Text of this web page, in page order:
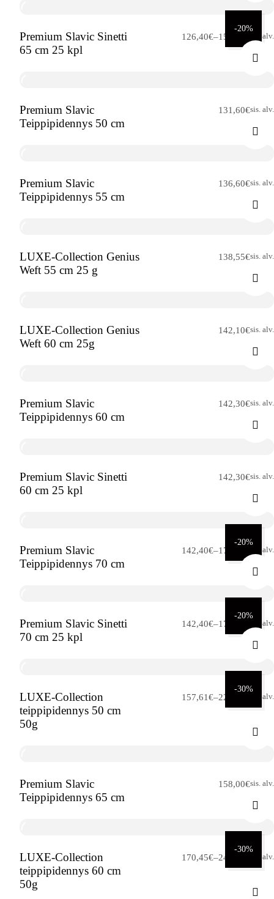
-20%
Premium Slavic Sinetti
65 cm 25 kpl
126,40€–158,00
Hintaluokka:
sis. alv.
Premium Slavic
Teippipidennys 50 cm
131,60€sis. alv.
Premium Slavic
Teippipidennys 55 cm
136,60€sis. alv.
LUXE-Collection Genius
Weft 55 cm 25 g
138,55€sis. alv.
LUXE-Collection Genius
Weft 60 cm 25g
142,10€sis. alv.
Premium Slavic
Teippipidennys 60 cm
142,30€sis. alv.
Premium Slavic Sinetti
60 cm 25 kpl
142,30€sis. alv.
-20%
Premium Slavic
Teippipidennys 70 cm
142,40€–178,00
Hintaluokka:
sis. alv.
-20%
Premium Slavic Sinetti
70 cm 25 kpl
142,40€–178,00
Hintaluokka:
sis. alv.
-30%
LUXE-Collection
teippipidennys 50 cm
50g
157,61€–225,15
Hintaluokka:
sis. alv.
Premium Slavic
Teippipidennys 65 cm
158,00€sis. alv.
-30%
LUXE-Collection
teippipidennys 60 cm
50g
170,45€–243,50
Hintaluokka:
sis. alv.